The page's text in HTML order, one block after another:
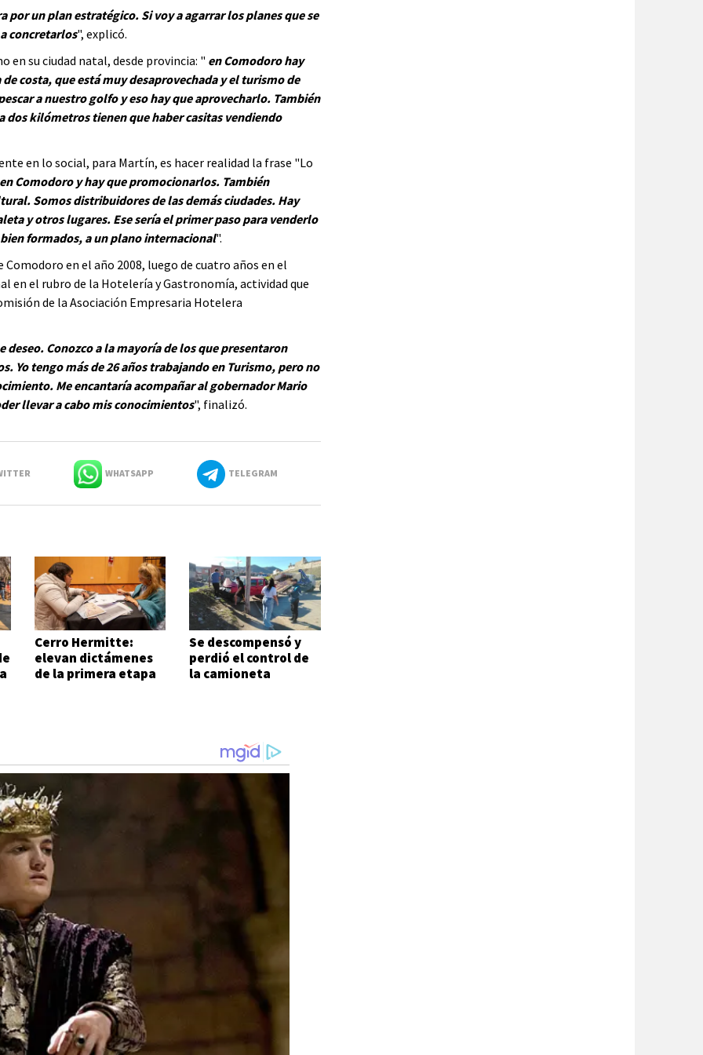
por un plan estratégico. Si voy a agarrar los planes que se
concretarlos", explicó.
su ciudad natal, desde provincia: " en Comodoro hay
costa, que está muy desaprovechada y el turismo de
a nuestro golfo y eso hay que aprovecharlo. También
dos kilómetros tienen que haber casitas vendiendo
en lo social, para Martín, es hacer realidad la frase "Lo
Comodoro y hay que promocionarlos. También
Somos distribuidores de las demás ciudades. Hay
y otros lugares. Ese sería el primer paso para venderlo
formados, a un plano internacional".
en el año 2008, luego de cuatro años en el
en el rubro de la Hotelería y Gastronomía, actividad que
de la Asociación Empresaria Hotelera
deseo. Conozco a la mayoría de los que presentaron
Yo tengo más de 26 años trabajando en Turismo, pero no
Me encantaría acompañar al gobernador Mario
llevar a cabo mis conocimientos", finalizó.
WHATSAPP TELEGRAM
Cerro Hermitte:
elevan dictámenes
de la primera etapa
Se descompensó y
perdió el control de
la camioneta